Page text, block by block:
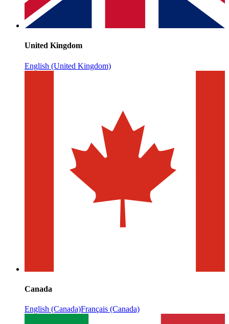
United Kingdom
English (United Kingdom)
Canada
English (Canada)Français (Canada)